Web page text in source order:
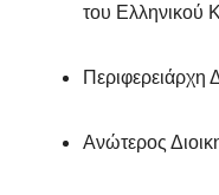
του Ελληνικού
Περιφερειάρχη
Ανώτερος